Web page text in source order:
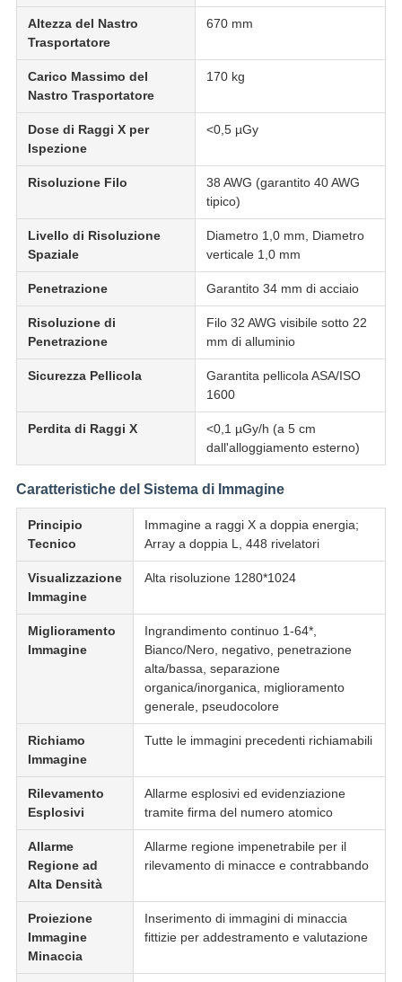
Altezza del Nastro
Trasportatore
670 mm
Carico Massimo del
Nastro Trasportatore
170 kg
Dose di Raggi X per
Ispezione
<0,5 µGy
Risoluzione Filo
38 AWG (garantito 40 AWG
tipico)
Livello di Risoluzione
Spaziale
Diametro 1,0 mm, Diametro
verticale 1,0 mm
Penetrazione Garantito 34 mm di acciaio
Risoluzione di
Penetrazione
Filo 32 AWG visibile sotto 22
mm di alluminio
Sicurezza Pellicola
Garantita pellicola ASA/ISO
1600
Perdita di Raggi X
<0,1 µGy/h (a 5 cm
dall'alloggiamento esterno)
Caratteristiche del Sistema di Immagine
Principio
Tecnico
Immagine a raggi X a doppia energia;
Array a doppia L, 448 rivelatori
Visualizzazione
Immagine
Alta risoluzione 1280*1024
Miglioramento
Immagine
Ingrandimento continuo 1-64*,
Bianco/Nero, negativo, penetrazione
alta/bassa, separazione
organica/inorganica, miglioramento
generale, pseudocolore
Richiamo
Immagine
Tutte le immagini precedenti richiamabili
Rilevamento
Esplosivi
Allarme esplosivi ed evidenziazione
tramite firma del numero atomico
Allarme
Regione ad
Alta Densità
Allarme regione impenetrabile per il
rilevamento di minacce e contrabbando
Proiezione
Immagine
Minaccia
Inserimento di immagini di minaccia
fittizie per addestramento e valutazione